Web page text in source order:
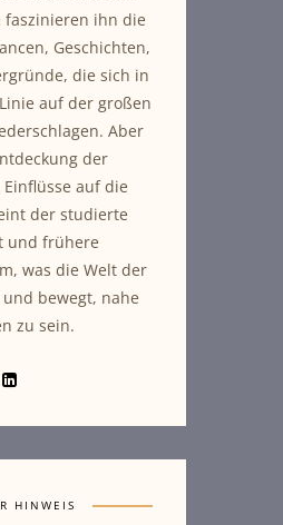
faszinieren ihn die
Geschichten,
die sich in
auf der großen
Aber
der
auf die
der studierte
und frühere
was die Welt der
bewegt, nahe
zu sein.
HINWEIS